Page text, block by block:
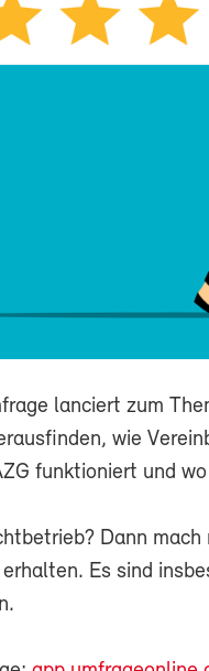
lanciert zum
wie
funktioniert und
Dann
Es sind